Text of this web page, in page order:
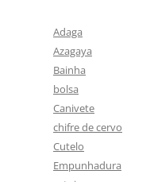
Adaga
Azagaya
Bainha
bolsa
Canivete
chifre de cervo
Cutelo
Empunhadura